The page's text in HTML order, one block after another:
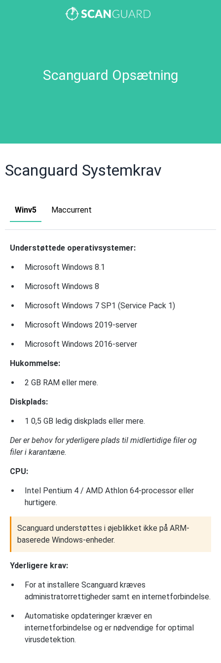
Scanguard Opsætning
Scanguard Systemkrav
Winv5 Maccurrent
Understøttede operativsystemer:
Microsoft Windows 8.1
Microsoft Windows 8
Microsoft Windows 7 SP1 (Service Pack 1)
Microsoft Windows 2019-server
Microsoft Windows 2016-server
Hukommelse:
2 GB RAM eller mere.
Diskplads:
1 0,5 GB ledig diskplads eller mere.
Der er behov for yderligere plads til midlertidige filer og
filer i karantæne.
CPU:
Intel Pentium 4 / AMD Athlon 64-processor eller
hurtigere.
Scanguard understøttes i øjeblikket ikke på ARM-
baserede Windows-enheder.
Yderligere krav:
For at installere Scanguard kræves
administratorrettigheder samt en internetforbindelse.
Automatiske opdateringer kræver en
internetforbindelse og er nødvendige for optimal
virusdetektion.